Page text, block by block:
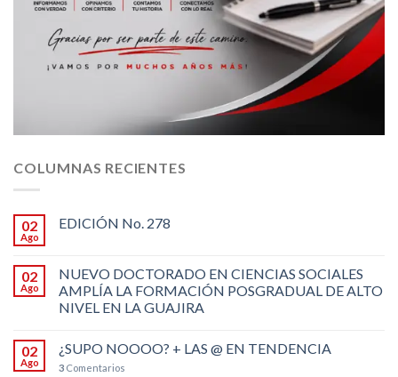
COLUMNAS RECIENTES
02
Ago
EDICIÓN No. 278
02
Ago
NUEVO DOCTORADO EN CIENCIAS SOCIALES
AMPLÍA LA FORMACIÓN POSGRADUAL DE ALTO
NIVEL EN LA GUAJIRA
02
Ago
¿SUPO NOOOO? + LAS @ EN TENDENCIA
3 Comentarios